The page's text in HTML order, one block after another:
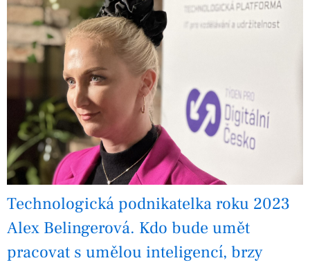
Technologická podnikatelka roku 2023
Alex Belingerová. Kdo bude umět
pracovat s umělou inteligencí, brzy